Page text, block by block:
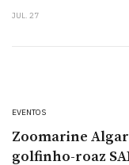
JUL. 27
EVENTOS
Zoomarine
golfinho-roaz